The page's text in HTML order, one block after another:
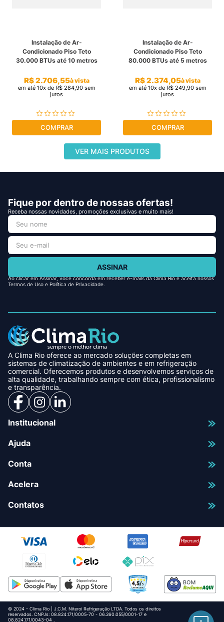
Instalação de Ar-
Condicionado Piso Teto
30.000 BTUs até 10 metros
R$2.706,55à vista
em até 10x de R$ 284,90sem
juros
COMPRAR
Instalação de Ar-
Condicionado Piso Teto
80.000 BTUs até 5 metros
R$2.374,05à vista
em até 10x de R$ 249,90sem
juros
COMPRAR
Fique por dentro de nossas ofertas!
Receba nossas novidades, promoções exclusivas e muito mais!
ASSINAR
Ao clicar em Assinar, você concorda em receber e-mails da Clima Rio e aceita nossos
Termos de Uso e Política de Privacidade.
A Clima Rio oferece ao mercado soluções completas em
sistemas de climatização de ambientes e em refrigeração
comercial. Oferecemos produtos e desenvolvemos serviços de
alta qualidade, trabalhando sempre com ética, profissionalismo
e transparência.
Institucional
Ajuda
Conta
Acelera
Contatos
© 2024 - Clima Rio | J.C.M. Niteroi Refrigeração LTDA. Todos os direitos
reservados. CNPJs: 08.824.171/0005-70 - 06.260.055/0001-17 e
08.824.171/0043-04 .